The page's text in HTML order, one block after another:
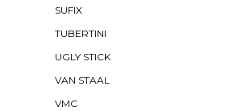
SUFIX
TUBERTINI
UGLY STICK
VAN STAAL
VMC